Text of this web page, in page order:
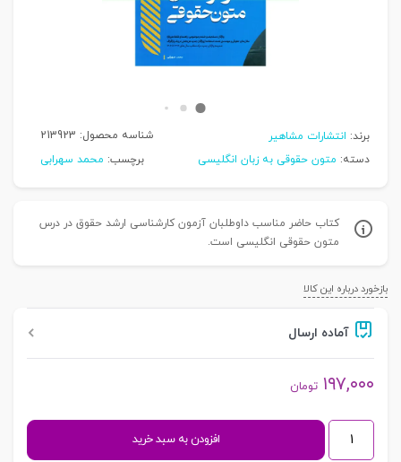
برند: انتشارات مشاهیر شناسه محصول: 213923
دسته: متون حقوقی به زبان انگلیسی برچسب: محمد سهرابی
کتاب حاضر مناسب داوطلبان آزمون کارشناسی ارشد حقوق در درس
متون حقوقی انگلیسی است.
بازخورد درباره این کالا
آماده ارسال
۱۹۷,۰۰۰ تومان
سریع
خوان
افزودن به سبد خرید